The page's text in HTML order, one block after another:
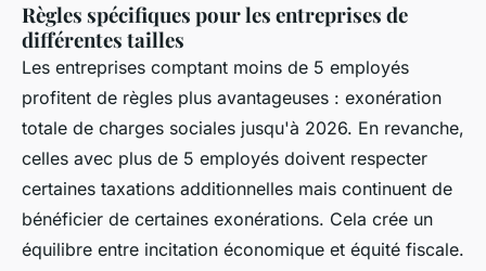
Règles spécifiques pour les entreprises de
différentes tailles
Les entreprises comptant moins de 5 employés
profitent de règles plus avantageuses : exonération
totale de charges sociales jusqu'à 2026. En revanche,
celles avec plus de 5 employés doivent respecter
certaines taxations additionnelles mais continuent de
bénéficier de certaines exonérations. Cela crée un
équilibre entre incitation économique et équité fiscale.